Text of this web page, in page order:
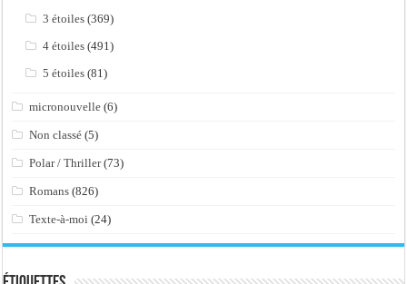
3 étoiles (369)
4 étoiles (491)
5 étoiles (81)
micronouvelle (6)
Non classé (5)
Polar / Thriller(73)
Romans (826)
Texte-à-moi (24)